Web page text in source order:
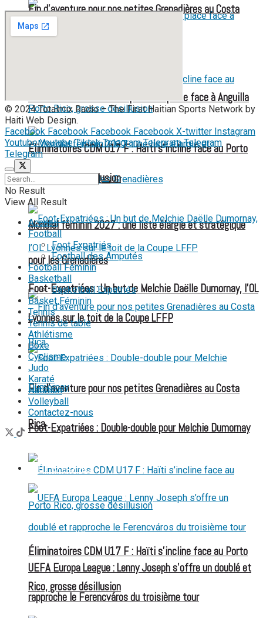
Les Grenadières visent la première place face à Anguilla
Mondial féminin 2027 : une liste élargie et stratégique
pour les Grenadières
Fin d’aventure pour nos petites Grenadières au Costa
Rica
Éliminatoires CDM U17 F : Haïti s’incline face au Porto
Rico, grosse désillusion
Fin d’aventure pour nos petites Grenadières au Costa
Rica
Éliminatoires CDM U17 F : Haïti s’incline face au Porto
Rico, grosse désillusion
Foot-Expatriées : Un but de Melchie Daëlle Dumornay, l’OL
Lyonnes sur le toit de la Coupe LFFP
Foot-Expatriées : Double-double pour Melchie Dumornay
FOOT EXPATRIÉS
UEFA Europa League : Lenny Joseph s’offre un doublé et
rapproche le Ferencváros du troisième tour
© 2024 Totalmix Radio – The First Haitian Sports Network by
Haiti Web Design.
Facebook Facebook Facebook Facebook X-twitter Instagram
Youtube Youtube Tiktok Telegram Telegram Telegram
Telegram
No Result
View All Result
Accueil
Football
Foot Expatriés
Football des Amputés
Football Féminin
Basketball
Basketball Expatriés
Basket Féminin
Tennis
Tennis de table
Athlétisme
Boxe
Cyclisme
Judo
Karaté
Natation
Volleyball
Contactez-nous